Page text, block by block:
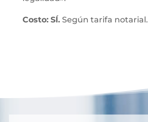
Costo: SÍ.Según tarifa notarial.